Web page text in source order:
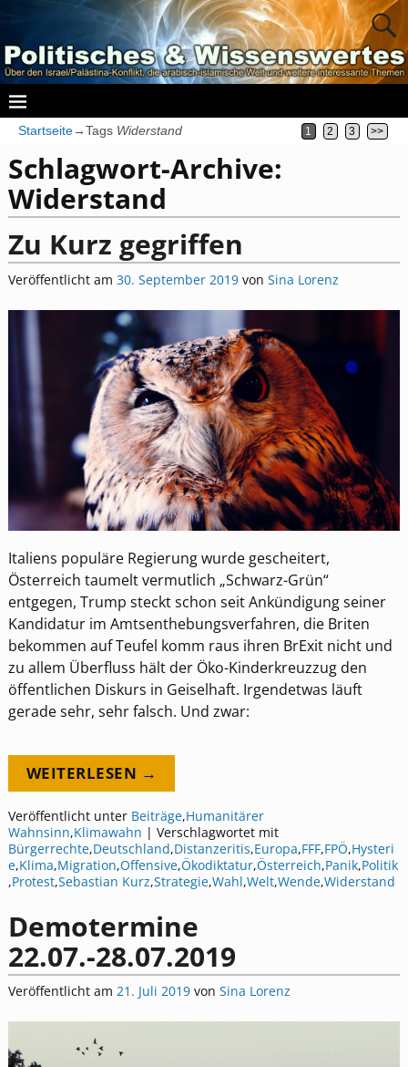
Startseite→Tags Widerstand 1 2 3 >>
Schlagwort-Archive:
Widerstand
Zu Kurz gegriffen
Veröffentlicht am 30. September 2019 von Sina Lorenz
Italiens populäre Regierung wurde gescheitert,
Österreich taumelt vermutlich „Schwarz-Grün“
entgegen, Trump steckt schon seit Ankündigung seiner
Kandidatur im Amtsenthebungsverfahren, die Briten
bekommen auf Teufel komm raus ihren BrExit nicht und
zu allem Überfluss hält der Öko-Kinderkreuzzug den
öffentlichen Diskurs in Geiselhaft. Irgendetwas läuft
gerade sehr, sehr falsch. Und zwar:
WEITERLESEN →
Veröffentlicht unter Beiträge,Humanitärer
Wahnsinn,Klimawahn | Verschlagwortet mit
Bürgerrechte,Deutschland,Distanzeritis,Europa,FFF,FPÖ,Hysteri
e,Klima,Migration,Offensive,Ökodiktatur,Österreich,Panik,Politik
,Protest,Sebastian Kurz,Strategie,Wahl,Welt,Wende,Widerstand
Demotermine
22.07.-28.07.2019
Veröffentlicht am 21. Juli 2019 von Sina Lorenz